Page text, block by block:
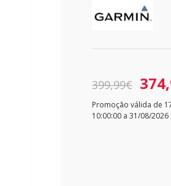
399,99€
Promoção válida de
10:00:00 a 31/08/2026